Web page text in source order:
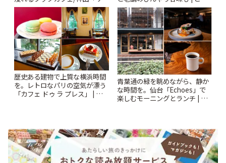
ンクリスティ」 | ことりっぷ
りっぷ
歴史ある建物で上質な横浜時間
を。レトロなパリの空気が漂う
「カフェ ドゥ ラ プレス」 | こと
青葉通の緑を眺めながら、静か
な時間を。仙台「Echoes」で
楽しむモーニングとランチ | こ